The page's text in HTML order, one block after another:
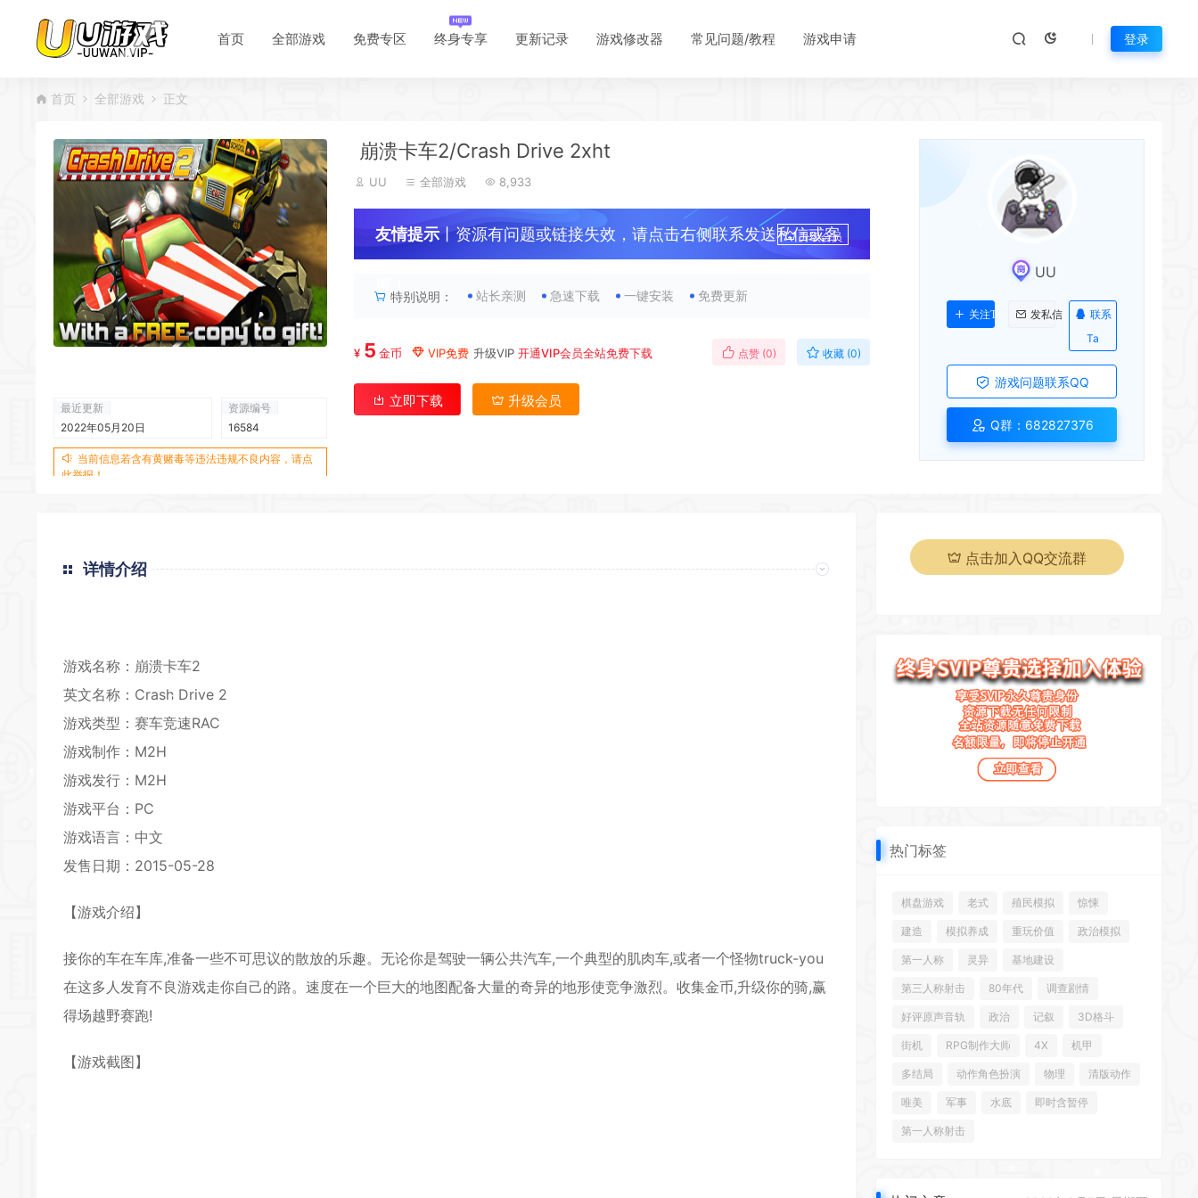
首页 全部游戏 免费专区 终身专享 更新记录 游戏修改器 常见问题/教程 游戏申请 登录
首页 全部游戏 正文
最近更新
2022年05月20日
资源编号
16584
当前信息若含有黄赌毒等违法违规不良内容，请点
此举报！
崩溃卡车2/Crash Drive 2xht
UU 全部游戏 8,933
友情提示丨资源有问题或链接失效，请点击右侧联系发送私信或客
升级会员
特别说明： 站长亲测 急速下载 一键安装 免费更新
¥ 5 金币 VIP免费 升级VIP 开通VIP会员全站免费下载 点赞 (0) 收藏 (0)
立即下载 升级会员
UU
关注Ta 发私信
联系
Ta
游戏问题联系QQ
Q群：682827376
详情介绍
游戏名称：崩溃卡车2
英文名称：Crash Drive 2
游戏类型： 赛车竞速RAC
游戏制作：M2H
游戏发行：M2H
游戏平台：PC
游戏语言：中文
发售日期：2015-05-28
【游戏介绍】
接你的车在车库,准备一些不可思议的散放的乐趣。无论你是驾驶一辆公共汽车,一个典型的肌肉车,或者一个怪物truck-you
在这多人发育不良游戏走你自己的路。速度在一个巨大的地图配备大量的奇异的地形使竞争激烈。收集金币,升级你的骑,赢
得场越野赛跑!
【游戏截图】
点击加入QQ交流群
热门标签
棋盘游戏 老式 殖民模拟 惊悚
建造 模拟养成 重玩价值 政治模拟
第一人称 灵异 基地建设
第三人称射击 80年代 调查剧情
好评原声音轨 政治 记叙 3D格斗
街机 RPG制作大师 4X 机甲
多结局 动作角色扮演 物理 清版动作
唯美 军事 水底 即时含暂停
第一人称射击
*
*
*
*
*
*